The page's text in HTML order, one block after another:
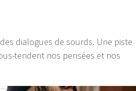
dialogues de sourds. Une piste
tendent nos pensées et nos